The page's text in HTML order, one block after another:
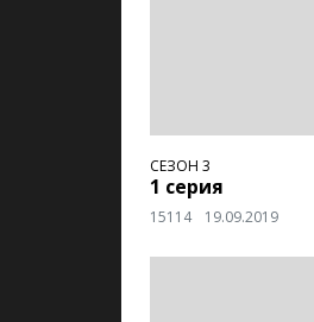
СЕЗОН 3
1 серия
15114 19.09.2019